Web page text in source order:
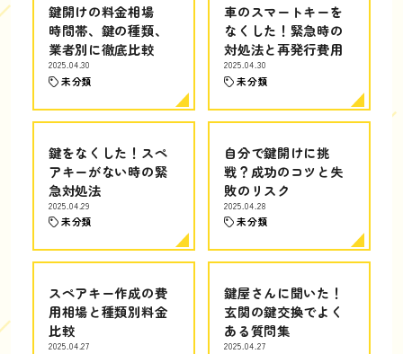
鍵開けの料金相場
時間帯、鍵の種類、
業者別に徹底比較
2025.04.30
未分類
車のスマートキーを
なくした！緊急時の
対処法と再発行費用
2025.04.30
未分類
鍵をなくした！スペ
アキーがない時の緊
急対処法
2025.04.29
未分類
自分で鍵開けに挑
戦？成功のコツと失
敗のリスク
2025.04.28
未分類
スペアキー作成の費
用相場と種類別料金
比較
2025.04.27
鍵屋さんに聞いた！
玄関の鍵交換でよく
ある質問集
2025.04.27